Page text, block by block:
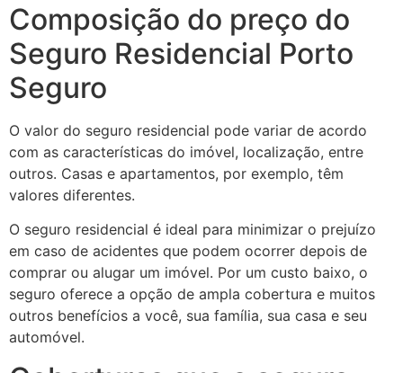
Composição do preço do
Seguro Residencial Porto
Seguro
O valor do seguro residencial pode variar de acordo
com as características do imóvel, localização, entre
outros. Casas e apartamentos, por exemplo, têm
valores diferentes.
O seguro residencial é ideal para minimizar o prejuízo
em caso de acidentes que podem ocorrer depois de
comprar ou alugar um imóvel. Por um custo baixo, o
seguro oferece a opção de ampla cobertura e muitos
outros benefícios a você, sua família, sua casa e seu
automóvel.